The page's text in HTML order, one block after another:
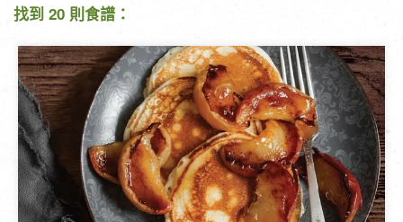
找到 20 則食譜：